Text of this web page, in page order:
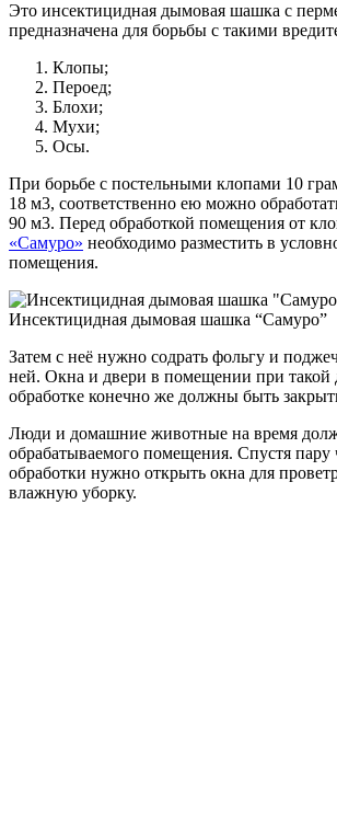
Это инсектицидная дымовая шашка с
предназначена для борьбы с такими
Клопы;
Пероед;
Блохи;
Мухи;
Осы.
При борьбе с постельными клопами 10
18 м3, соответственно ею можно
90 м3. Перед обработкой помещения от
«Самуро» необходимо разместить в
помещения.
Инсектицидная дымовая шашка “Самуро”
Затем с неё нужно содрать фольгу и
ней. Окна и двери в помещении при такой
обработке конечно же должны быть
Люди и домашние животные на время
обрабатываемого помещения. Спустя пару
обработки нужно открыть окна для
влажную уборку.